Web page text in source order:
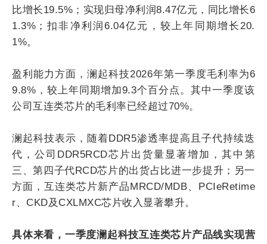
比增长19.5%；实现归母净利润8.47亿元，同比增长6
1.3%；扣非净利润6.04亿元，较上年同期增长20.
1%。
盈利能力方面，澜起科技2026年第一季度毛利率为6
9.8%，较上年同期增加9.3个百分点。其中一季度该
公司互连类芯片的毛利率已经超过70%。
澜起科技表示，随着DDR5渗透率提高且子代持续迭
代，公司DDR5RCD芯片出货量显著增加，其中第
三、第四子代RCD芯片的出货占比进一步提升；另一
方面，互连类芯片新产品MRCD/MDB、PCIeRetime
r、CKD及CXLMXC芯片收入显著攀升。
具体来看，一季度澜起科技互连类芯片产品线实现营